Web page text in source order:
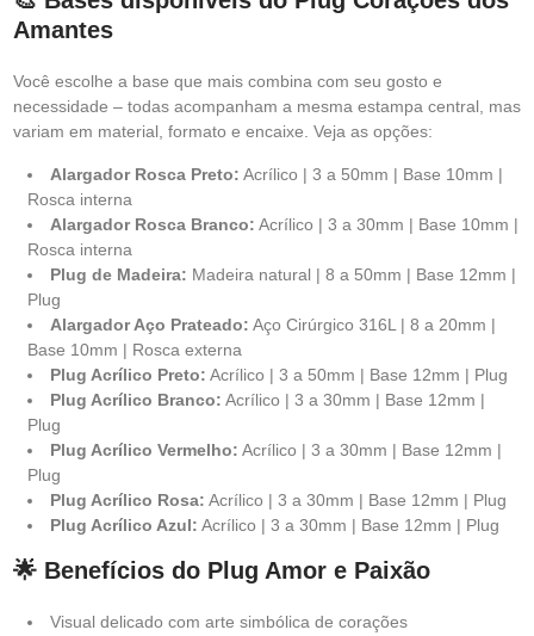
Amantes
Você escolhe a base que mais combina com seu gosto e
necessidade – todas acompanham a mesma estampa central, mas
variam em material, formato e encaixe. Veja as opções:
Alargador Rosca Preto: Acrílico | 3 a 50mm | Base 10mm |
Rosca interna
Alargador Rosca Branco: Acrílico | 3 a 30mm | Base 10mm |
Rosca interna
Plug de Madeira: Madeira natural | 8 a 50mm | Base 12mm |
Plug
Alargador Aço Prateado: Aço Cirúrgico 316L | 8 a 20mm |
Base 10mm | Rosca externa
Plug Acrílico Preto: Acrílico | 3 a 50mm | Base 12mm | Plug
Plug Acrílico Branco: Acrílico | 3 a 30mm | Base 12mm |
Plug
Plug Acrílico Vermelho: Acrílico | 3 a 30mm | Base 12mm |
Plug
Plug Acrílico Rosa: Acrílico | 3 a 30mm | Base 12mm | Plug
Plug Acrílico Azul: Acrílico | 3 a 30mm | Base 12mm | Plug
🌟 Benefícios do Plug Amor e Paixão
Visual delicado com arte simbólica de corações